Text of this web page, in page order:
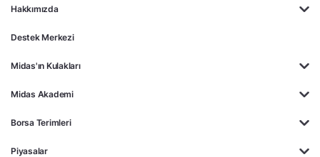
Hakkımızda
Destek Merkezi
Midas'ın Kulakları
Midas Akademi
Borsa Terimleri
Piyasalar